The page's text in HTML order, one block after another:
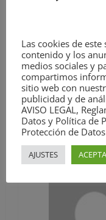
concede en
Nightingale,
enfermería
nacimiento el
marca la
Día
Enfermería.
ACERCA DEL
Las cookies de
contenido y los
medios sociales y
compartimos
sitio web con
publicidad y de
AVISO LEGAL,
Datos y Política de
Protección de
AJUSTES